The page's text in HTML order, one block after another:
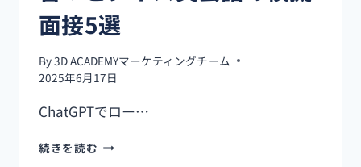
レ
ー
ズ
練
習
法
面接5選
By3D ACADEMYマーケティングチーム
2025年6月17日
ChatGPTでロー…
続きを読む CHATGPT